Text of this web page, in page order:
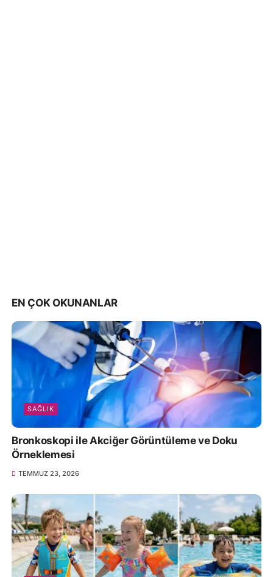
EN ÇOK OKUNANLAR
SAĞLIK
Bronkoskopi ile Akciğer Görüntüleme ve Doku
Örneklemesi
TEMMUZ 23, 2026